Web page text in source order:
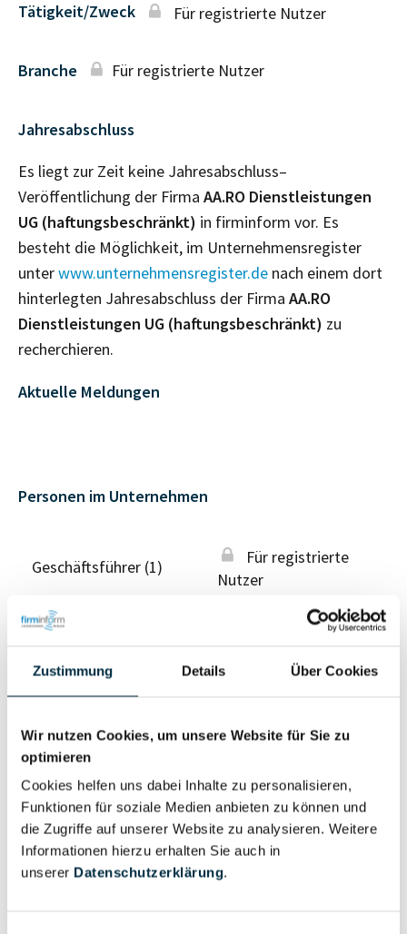
Zustimmung Details Über Cookies
Wir nutzen Cookies, um unsere Website für Sie zu
optimieren
Cookies helfen uns dabei Inhalte zu personalisieren,
Funktionen für soziale Medien anbieten zu können und
die Zugriffe auf unserer Website zu analysieren. Weitere
Informationen hierzu erhalten Sie auch in
unserer Datenschutzerklärung.
Tätigkeit/Zweck Für registrierte Nutzer
Branche Für registrierte Nutzer
Jahresabschluss
Es liegt zur Zeit keine Jahresabschluss–
Veröffentlichung der Firma AA.RO Dienstleistungen
UG (haftungsbeschränkt) in firminform vor. Es
besteht die Möglichkeit, im Unternehmensregister
unterwww.unternehmensregister.de nach einem dort
hinterlegten Jahresabschluss der Firma AA.RO
Dienstleistungen UG (haftungsbeschränkt) zu
recherchieren.
Aktuelle Meldungen
Personen im Unternehmen
Geschäftsführer (1)
Für registrierte
Nutzer
Berechtigter
Unternehmensprofil
Eigentums- und Kontrollstruktur
Gesellschafterstruktur
Vollständiges
Unternehmensprofil
anfragen